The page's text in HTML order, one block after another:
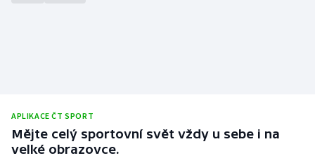
APLIKACE ČT SPORT
Mějte celý sportovní svět vždy u sebe i na
velké obrazovce.